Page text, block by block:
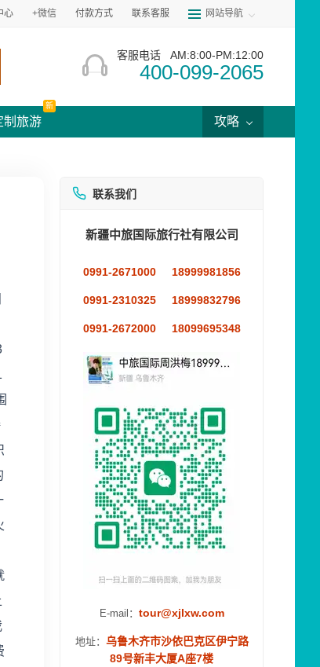
心 +微信 付款方式 联系客服 网站导航
客服电话 AM:8:00-PM:12:00
400-099-2065
制旅游
新
攻略
联系我们
新疆中旅国际旅行社有限公司
0991-2671000 18999981856
0991-2310325 18999832796
0991-2672000 18099695348
E-mail： tour@xjlxw.com
地址： 乌鲁木齐市沙依巴克区伊宁路
89号新丰大厦A座7楼